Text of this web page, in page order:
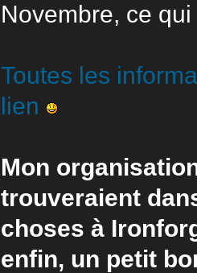
Novembre, ce
Toutes les
lien
Mon
trouveraient
choses à
enfin, un petit